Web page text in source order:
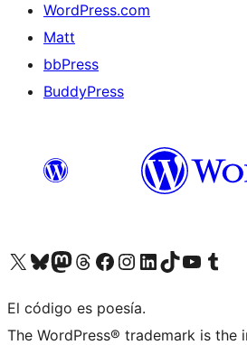
WordPress.com
Matt
bbPress
BuddyPress
Visit our X (formerly Twitter) account
Visit our Bluesky account
Visita nuestra cuenta de Twitter
Visit our Threads account
Visita nuestra página de Facebook
Visite nuestra cuenta de Instagram
Visit our LinkedIn account
Visit our TikTok account
Visit our YouTube channel
Visit our
El código es poesía.
The WordPress® trademark is